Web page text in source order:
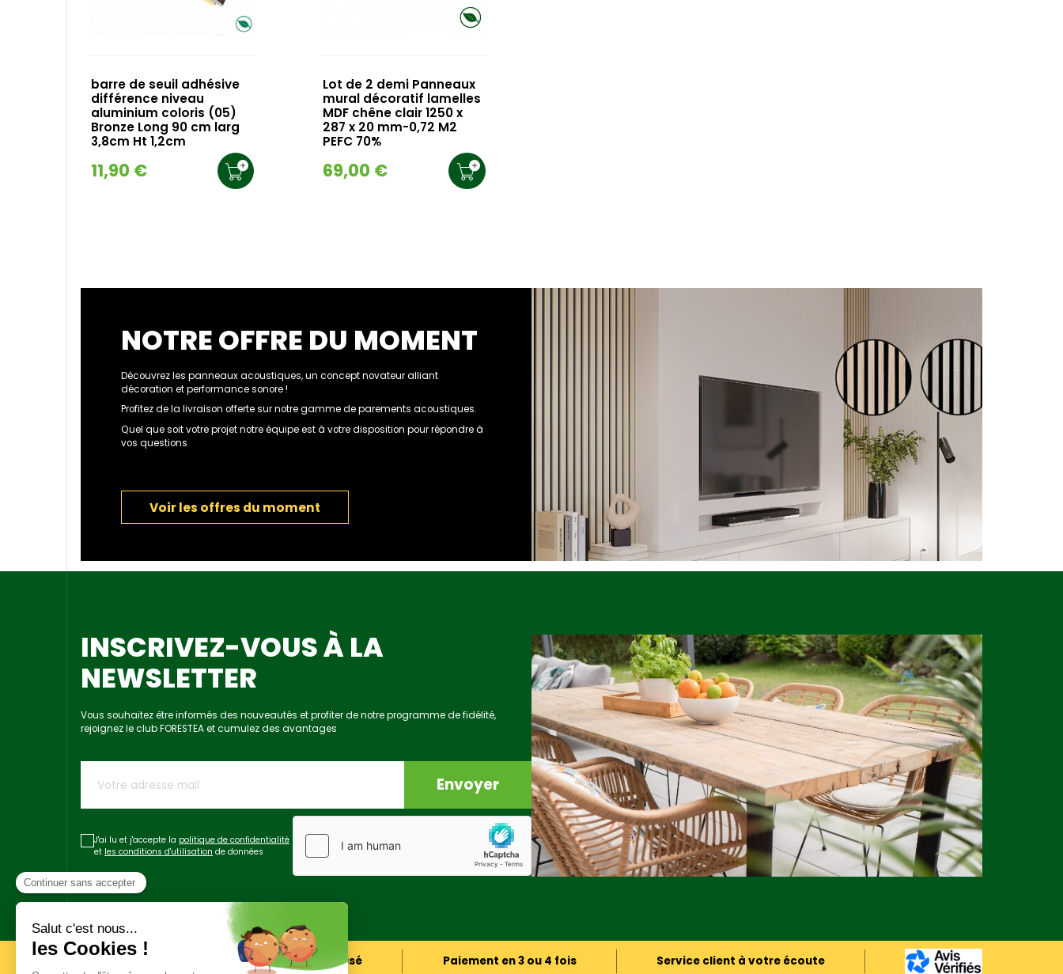
barre de seuil adhésive
différence niveau
aluminium coloris (05)
Bronze Long 90 cm larg
3,8cm Ht 1,2cm
11,90 €
Lot de 2 demi Panneaux
mural décoratif lamelles
MDF chêne clair 1250 x
287 x 20 mm-0,72 M2
PEFC 70%
69,00 €
NOTRE OFFRE DU MOMENT
Découvrez les panneaux acoustiques, un concept novateur alliant
décoration et performance sonore !
Profitez de la livraison offerte sur notre gamme de parements acoustiques.
Quel que soit votre projet notre équipe est à votre disposition pour répondre à
vos questions
Voir les offres du moment
INSCRIVEZ-VOUS À LA
NEWSLETTER
Vous souhaitez être informés des nouveautés et profiter de notre programme de fidélité,
rejoignez le club FORESTEA et cumulez des avantages
Envoyer
J'ai lu et j'accepte la politique de confidentialité
et les conditions d'utilisation de données
Paiement sécurisé Paiement en 3 ou 4 fois Service client à votre écoute